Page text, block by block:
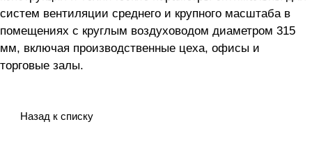
систем вентиляции среднего и крупного масштаба в
помещениях с круглым воздуховодом диаметром 315
мм, включая производственные цеха, офисы и
торговые залы.
Назад к списку